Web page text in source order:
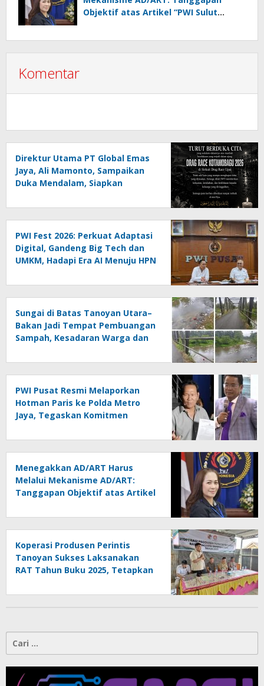
Objektif atas Artikel “PWI Sulut
Komentar
Direktur Utama PT Global Emas
Jaya, Ali Mamonto, Sampaikan
Duka Mendalam, Siapkan
Race Kotamobagu
PWI Fest 2026: Perkuat Adaptasi
Digital, Gandeng Big Tech dan
UMKM, Hadapi Era AI Menuju HPN
Sungai di Batas Tanoyan Utara–
Bakan Jadi Tempat Pembuangan
Sampah, Kesadaran Warga dan
Dipertanyakan
PWI Pusat Resmi Melaporkan
Hotman Paris ke Polda Metro
Jaya, Tegaskan Komitmen
Menegakkan AD/ART Harus
Melalui Mekanisme AD/ART:
Tanggapan Objektif atas Artikel
Konspirasi Melanggar Aturan”
Koperasi Produsen Perintis
Tanoyan Sukses Laksanakan
RAT Tahun Buku 2025, Tetapkan
Keputusan Anggota
untuk: